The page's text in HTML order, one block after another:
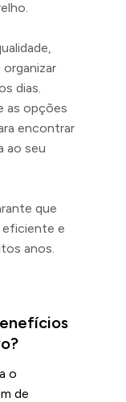
dias.
as opções
encontrar
ao seu
que
eficiente e
anos.
o
de